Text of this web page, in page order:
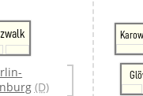
(D)